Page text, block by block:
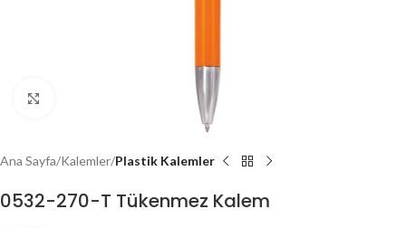
Ana Sayfa Kalemler Plastik Kalemler
0532-270-T Tükenmez Kalem